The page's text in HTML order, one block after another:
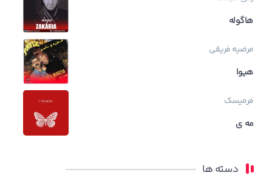
هاگوله
مرضیه فریقی
هیوا
فرمیسک
مه ی
دسته ها